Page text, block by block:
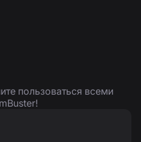
пользоваться всеми